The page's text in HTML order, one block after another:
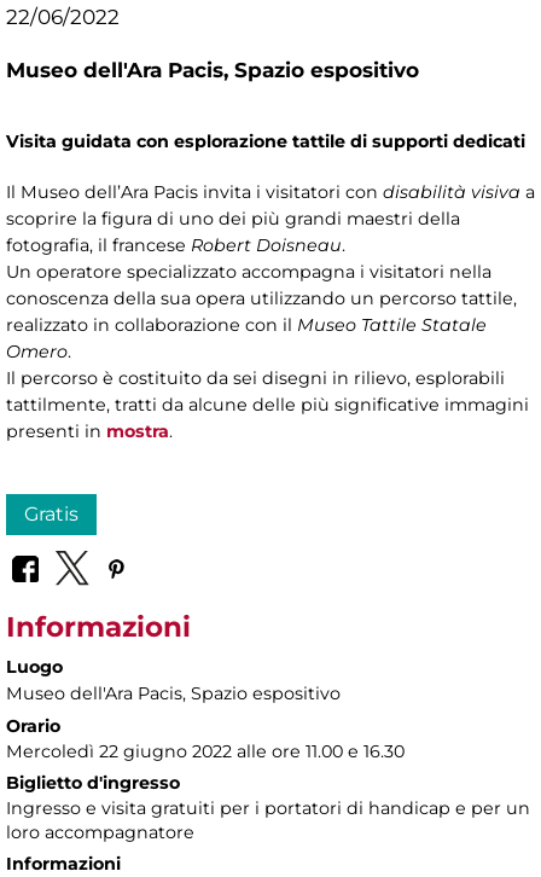
22/06/2022
Museo dell'Ara Pacis, Spazio espositivo
Visita guidata con esplorazione tattile di supporti dedicati
Il Museo dell’Ara Pacis invita i visitatori con disabilità visiva a
scoprire la figura di uno dei più grandi maestri della
fotografia, il francese Robert Doisneau.
Un operatore specializzato accompagna i visitatori nella
conoscenza della sua opera utilizzando un percorso tattile,
realizzato in collaborazione con il Museo Tattile Statale
Omero.
Il percorso è costituito da sei disegni in rilievo, esplorabili
tattilmente, tratti da alcune delle più significative immagini
presenti in mostra.
Gratis
Informazioni
Luogo
Museo dell'Ara Pacis, Spazio espositivo
Orario
Mercoledì 22 giugno 2022 alle ore 11.00 e 16.30
Biglietto d'ingresso
Ingresso e visita gratuiti per i portatori di handicap e per un
loro accompagnatore
Informazioni